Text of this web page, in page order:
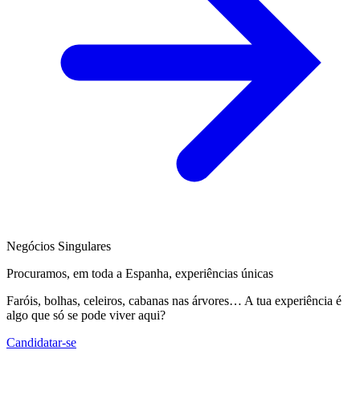
Negócios Singulares
Procuramos, em toda a Espanha, experiências únicas
Faróis, bolhas, celeiros, cabanas nas árvores… A tua experiência é
algo que só se pode viver aqui?
Candidatar-se